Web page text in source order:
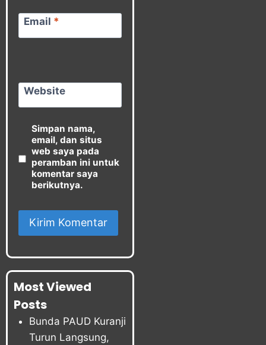
Email *
Website
Simpan nama,
email, dan situs
web saya pada
peramban ini untuk
komentar saya
berikutnya.
Most Viewed
Posts
Bunda PAUD Kuranji
Turun Langsung,